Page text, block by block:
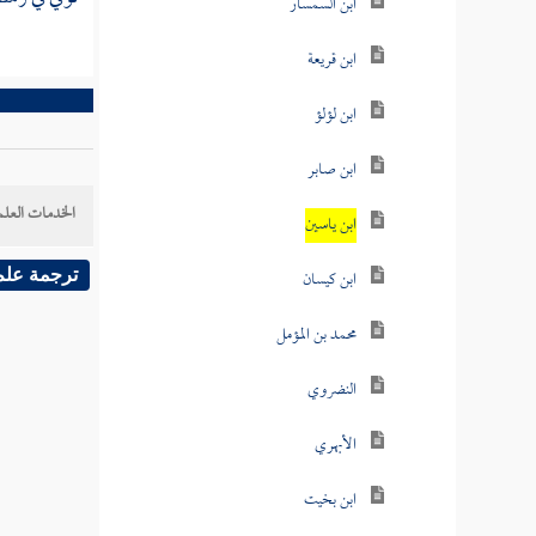
ابن قريعة
ابن لؤلؤ
ابن صابر
ابن ياسين
ابن كيسان
محمد بن المؤمل
النضروي
الأبهري
ابن بخيت
الخدمات
ترجمة